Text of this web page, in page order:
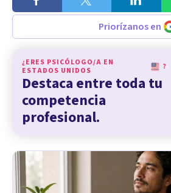
Priorízanos en
¿ERES PSICÓLOGO/A EN
ESTADOS UNIDOS
?
Destaca entre toda tu
competencia
profesional.